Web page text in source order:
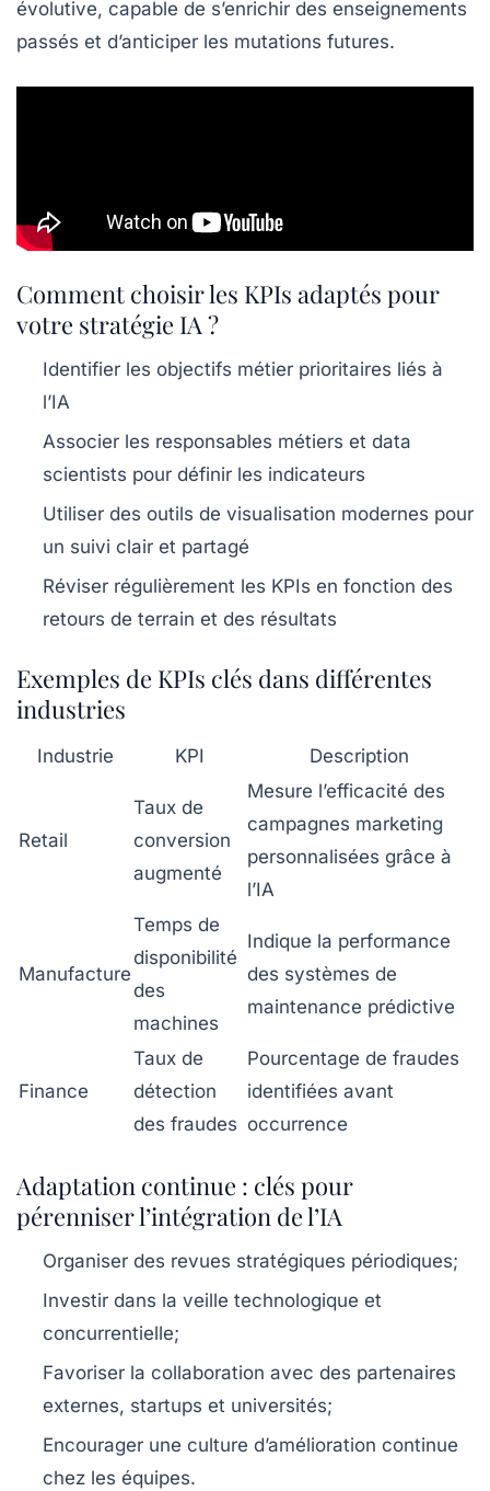
évolutive, capable de s’enrichir des enseignements
passés et d’anticiper les mutations futures.
Comment choisir les KPIs adaptés pour
votre stratégie IA ?
Identifier les objectifs métier prioritaires liés à
l’IA
Associer les responsables métiers et data
scientists pour définir les indicateurs
Utiliser des outils de visualisation modernes pour
un suivi clair et partagé
Réviser régulièrement les KPIs en fonction des
retours de terrain et des résultats
Exemples de KPIs clés dans différentes
industries
Industrie KPI Description
Retail
Taux de
conversion
augmenté
Mesure l’efficacité des
campagnes marketing
personnalisées grâce à
l’IA
Manufacture
Temps de
disponibilité
des
machines
Indique la performance
des systèmes de
maintenance prédictive
Finance
Taux de
détection
des fraudes
Pourcentage de fraudes
identifiées avant
occurrence
Adaptation continue : clés pour
pérenniser l’intégration de l’IA
Organiser des revues stratégiques périodiques;
Investir dans la veille technologique et
concurrentielle;
Favoriser la collaboration avec des partenaires
externes, startups et universités;
Encourager une culture d’amélioration continue
chez les équipes.